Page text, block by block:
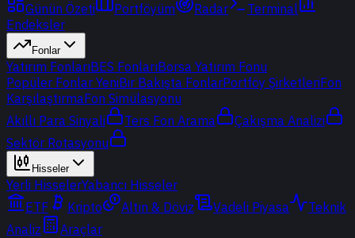
Günün Özeti Portföyüm Radar
Terminal
Endeksler
Fonlar
Yatırım FonlarıBES FonlarıBorsa Yatırım Fonu
Popüler Fonlar YeniBir Bakışta FonlarPortföy ŞirketleriFon
KarşılaştırmaFon Simülasyonu
Akıllı Para Sinyali
Ters Fon Arama
Çakışma Analizi
Sektör Rotasyonu
Hisseler
Yerli HisselerYabancı Hisseler
ETF
Kripto Altın & Döviz Vadeli Piyasa
Teknik
Analiz
Araçlar